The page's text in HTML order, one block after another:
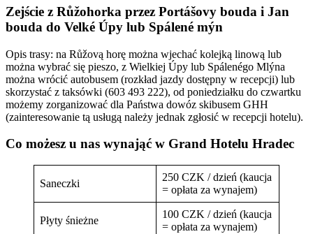
Zejście z Růžohorka przez Portášovy bouda i Jan
bouda do Velké Úpy lub Spálené mýn
Opis trasy: na Růžovą horę można wjechać kolejką linową lub
można wybrać się pieszo, z Wielkiej Úpy lub Spálenégo Mlýna
można wrócić autobusem (rozkład jazdy dostępny w recepcji) lub
skorzystać z taksówki (603 493 222), od poniedziałku do czwartku
możemy zorganizować dla Państwa dowóz skibusem GHH
(zainteresowanie tą usługą należy jednak zgłosić w recepcji hotelu).
Co możesz u nas wynająć w Grand Hotelu Hradec
Saneczki
250 CZK / dzień (kaucja
= opłata za wynajem)
Płyty śnieżne
100 CZK / dzień (kaucja
= opłata za wynajem)